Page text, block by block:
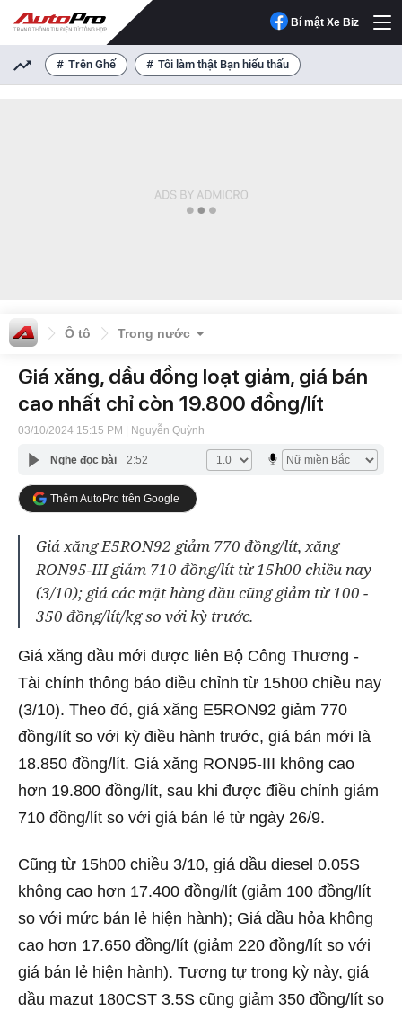
Bí mật Xe Biz
Trên Ghế Tôi làm thật Bạn hiểu thấu
Ô tô Trong nước
Giá xăng, dầu đồng loạt giảm, giá bán
cao nhất chỉ còn 19.800 đồng/lít
03/10/2024 15:15 PM | Nguyễn Quỳnh
Nghe đọc bài 2:52
Thêm AutoPro trên Google
Giá xăng E5RON92 giảm 770 đồng/lít, xăng
RON95-III giảm 710 đồng/lít từ 15h00 chiều nay
(3/10); giá các mặt hàng dầu cũng giảm từ 100 -
350 đồng/lít/kg so với kỳ trước.
Giá xăng dầu mới được liên Bộ Công Thương -
Tài chính thông báo điều chỉnh từ 15h00 chiều nay
(3/10). Theo đó, giá xăng E5RON92 giảm 770
đồng/lít so với kỳ điều hành trước, giá bán mới là
18.850 đồng/lít. Giá xăng RON95-III không cao
hơn 19.800 đồng/lít, sau khi được điều chỉnh giảm
710 đồng/lít so với giá bán lẻ từ ngày 26/9.
Cũng từ 15h00 chiều 3/10, giá dầu diesel 0.05S
không cao hơn 17.400 đồng/lít (giảm 100 đồng/lít
so với mức bán lẻ hiện hành); Giá dầu hỏa không
cao hơn 17.650 đồng/lít (giảm 220 đồng/lít so với
giá bán lẻ hiện hành). Tương tự trong kỳ này, giá
dầu mazut 180CST 3.5S cũng giảm 350 đồng/lít so